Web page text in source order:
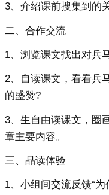
3、介绍课前搜集到的
二、合作交流
1、浏览课文找出对
2、自读课文，看看兵
的盛赞?
3、生自由读课文，圈
章主要内容。
三、品读体验
1、小组间交流反馈“